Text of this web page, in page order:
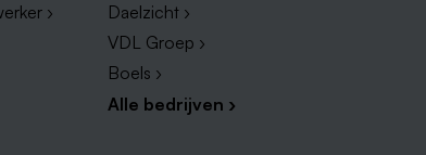
›
Daelzicht ›
VDL Groep ›
Boels ›
Alle bedrijven ›